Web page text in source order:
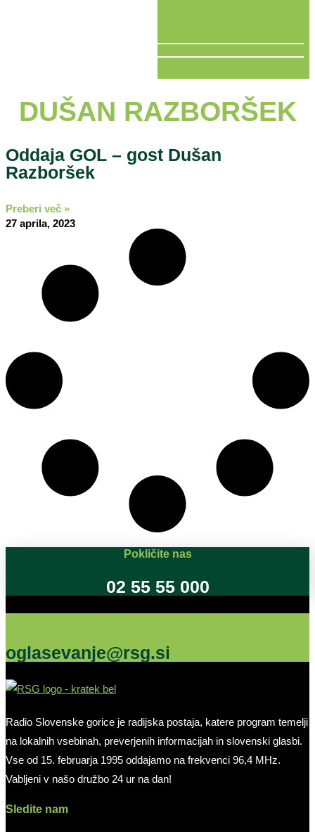
DUŠAN RAZBORŠEK
Oddaja GOL – gost Dušan
Razboršek
Preberi več »
27 aprila, 2023
Pokličite nas
02 55 55 000
oglasevanje@rsg.si
Radio Slovenske gorice je radijska postaja, katere program temelji
na lokalnih vsebinah, preverjenih informacijah in slovenski glasbi.
Vse od 15. februarja 1995 oddajamo na frekvenci 96,4 MHz.
Vabljeni v našo družbo 24 ur na dan!
Sledite nam